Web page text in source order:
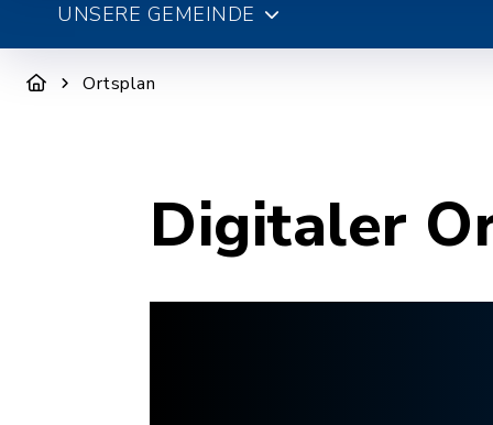
UNSERE GEMEINDE
Ortsplan
Digitaler